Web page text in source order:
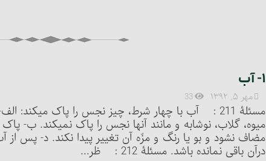
۱- آب‏
مهر ۵, ۱۳۹۲ 33
مسئلۀ 211 : آب با چهار شرط، چیز نجس را پاک
میوه، گلاب، نوشابه و مانند آنها نجس را پاک نمی‏کند. ب-
مضاف نشود و بو یا رنگ و مزّه آن تغییر پیدا نکند. د- پس
درآن باقی نمانده باشد. مسئلۀ 212 : ظر...